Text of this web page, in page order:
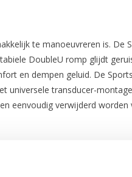
te manoeuvreren is.
DoubleU romp glijdt
en dempen geluid. De
transducer-
eenvoudig verwijderd